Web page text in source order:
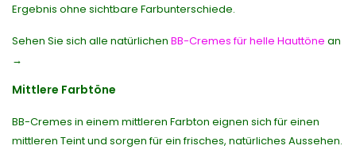
Ergebnis ohne sichtbare Farbunterschiede.
Sehen Sie sich alle natürlichen BB-Cremes für helle Hauttöne an
→
Mittlere Farbtöne
BB-Cremes in einem mittleren Farbton eignen sich für einen
mittleren Teint und sorgen für ein frisches, natürliches Aussehen.